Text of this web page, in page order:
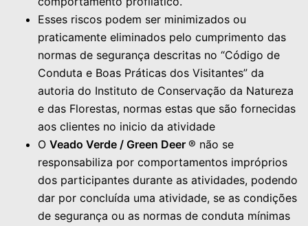
Esses riscos podem ser minimizados ou
praticamente eliminados pelo cumprimento das
normas de segurança descritas no “Código de
Conduta e Boas Práticas dos Visitantes” da
autoria do Instituto de Conservação da Natureza
e das Florestas, normas estas que são fornecidas
aos clientes no inicio da atividade
O Veado Verde / Green Deer ® não se
responsabiliza por comportamentos impróprios
dos participantes durante as atividades, podendo
dar por concluída uma atividade, se as condições
de segurança ou as normas de conduta mínimas